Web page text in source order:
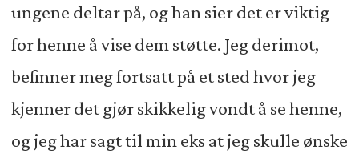
ungene deltar på, og han sier det er viktig
for henne å vise dem støtte. Jeg derimot,
befinner meg fortsatt på et sted hvor jeg
kjenner det gjør skikkelig vondt å se henne,
og jeg har sagt til min eks at jeg skulle ønske